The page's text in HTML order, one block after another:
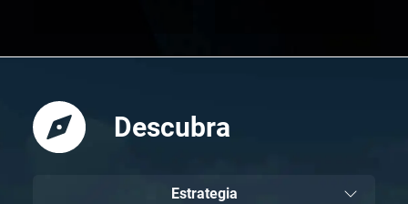
Descubra
Estrategia